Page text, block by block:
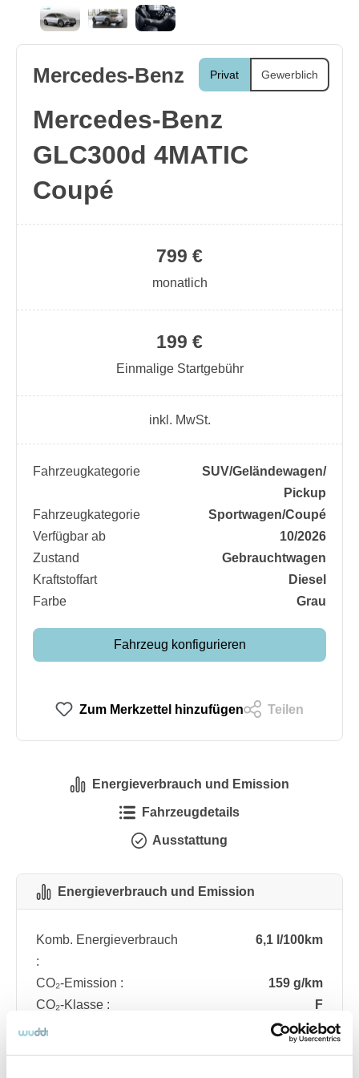
Privat Gewerblich
Mercedes-Benz
Mercedes-Benz
GLC300d 4MATIC
Coupé
199 €
Einmalige Startgebühr
799 €
monatlich
inkl. MwSt.
Fahrzeugkategorie
SUV/​Geländewagen/​
Pickup
Fahrzeugkategorie
Sportwagen/​Coupé
Verfügbar ab
10/2026
Zustand
Gebrauchtwagen
Kraftstoffart
Diesel
Farbe
Grau
Fahrzeug konfigurieren
Zum Merkzettel hinzufügen Teilen
Energieverbrauch und Emission
Fahrzeugdetails
Ausstattung
Energieverbrauch und Emission
Komb. Energieverbrauch
:
6,1 l/100km
CO₂-Emission :
159 g/km
CO₂-Klasse :
F